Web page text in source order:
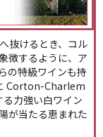
抜けるとき、コル
徴するように、ア
の特級ワインも持
Corton-Charlem
力強い白ワイン
が当たる恵まれた